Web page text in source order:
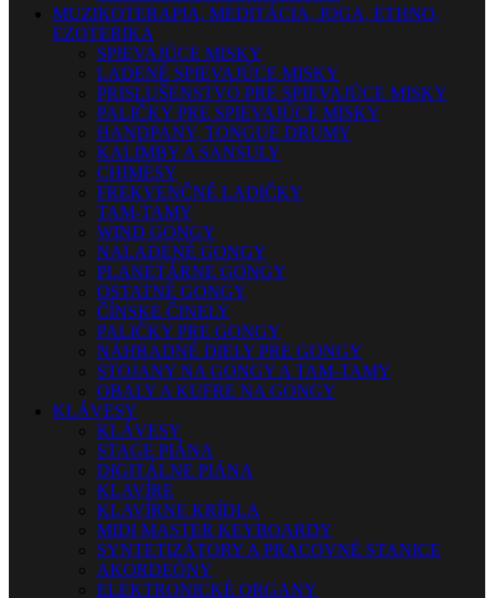
MUZIKOTERAPIA, MEDITÁCIA, JOGA, ETHNO,
EZOTERIKA
SPIEVAJÚCE MISKY
LADENÉ SPIEVAJÚCE MISKY
PRISLUŠENSTVO PRE SPIEVAJÚCE MISKY
PALIČKY PRE SPIEVAJÚCE MISKY
HANDPANY, TONGUE DRUMY
KALIMBY A SANSULY
CHIMESY
FREKVENČNÉ LADIČKY
TAM-TAMY
WIND GONGY
NALADENÉ GONGY
PLANETÁRNE GONGY
OSTATNÉ GONGY
ČÍNSKE ČINELY
PALIČKY PRE GONGY
NÁHRADNÉ DIELY PRE GONGY
STOJANY NA GONGY A TAM-TAMY
OBALY A KUFRE NA GONGY
KLÁVESY
KLÁVESY
STAGE PIÁNA
DIGITÁLNE PIÁNA
KLAVÍRE
KLAVÍRNE KRÍDLA
MIDI MASTER KEYBOARDY
SYNTETIZÁTORY A PRACOVNÉ STANICE
AKORDEÓNY
ELEKTRONICKÉ ORGANY